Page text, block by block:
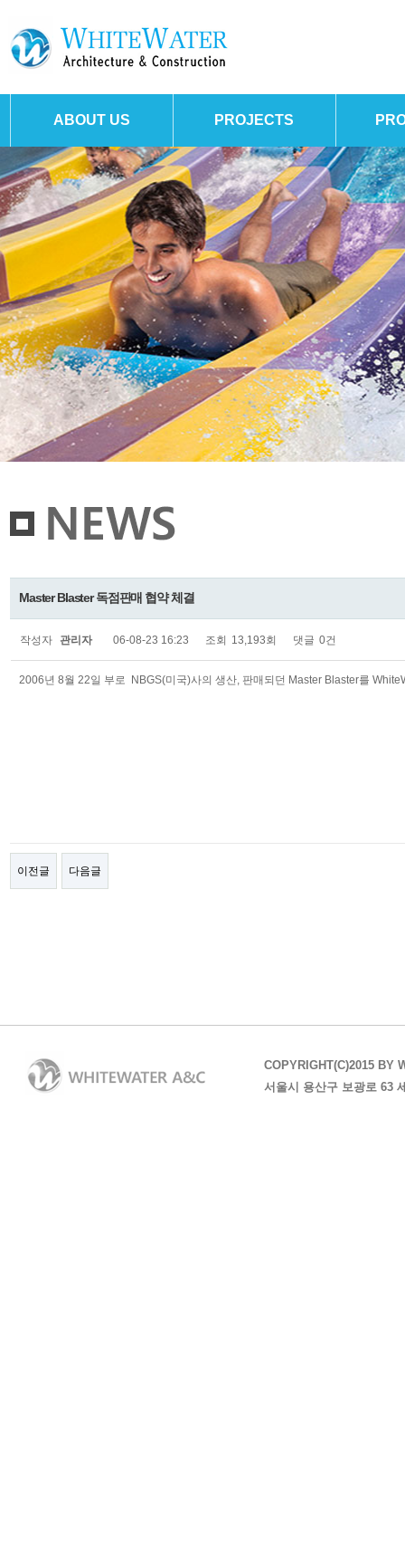
ABOUT US PROJECTS
Master Blaster 독점판매 협약 체결
작성자 관리자 06-08-23 16:23 조회 13,193회 댓글 0건
2006년 8월 22일 부로 NBGS(미국)사의 생산, 판매되던 Master Blaster를
이전글 다음글
COPYRIGHT(C)2015 BY
서울시 용산구 보광로 63